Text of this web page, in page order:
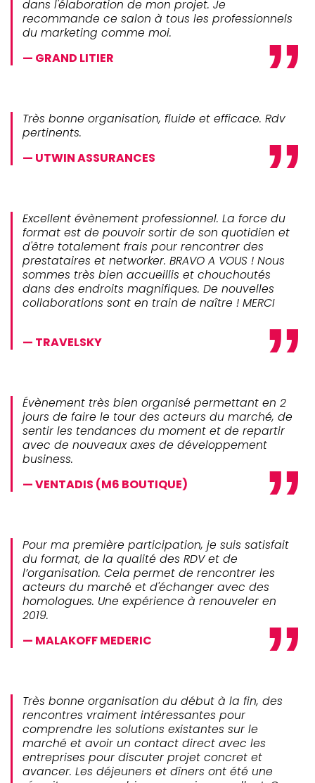
dans l'élaboration de mon projet. Je
recommande ce salon à tous les professionnels
du marketing comme moi.
GRAND LITIER
Très bonne organisation, fluide et efficace. Rdv
pertinents.
UTWIN ASSURANCES
Excellent évènement professionnel. La force du
format est de pouvoir sortir de son quotidien et
d'être totalement frais pour rencontrer des
prestataires et networker. BRAVO A VOUS ! Nous
sommes très bien accueillis et chouchoutés
dans des endroits magnifiques. De nouvelles
collaborations sont en train de naître ! MERCI
TRAVELSKY
Évènement très bien organisé permettant en 2
jours de faire le tour des acteurs du marché, de
sentir les tendances du moment et de repartir
avec de nouveaux axes de développement
business.
VENTADIS (M6 BOUTIQUE)
Pour ma première participation, je suis satisfait
du format, de la qualité des RDV et de
l’organisation. Cela permet de rencontrer les
acteurs du marché et d'échanger avec des
homologues. Une expérience à renouveler en
2019.
MALAKOFF MEDERIC
Très bonne organisation du début à la fin, des
rencontres vraiment intéressantes pour
comprendre les solutions existantes sur le
marché et avoir un contact direct avec les
entreprises pour discuter projet concret et
avancer. Les déjeuners et dîners ont été une